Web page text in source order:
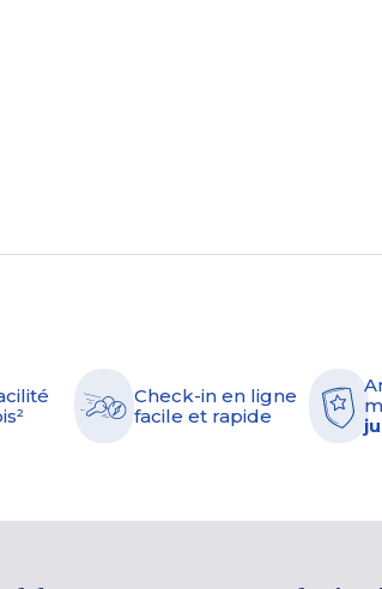
Check-in en ligne
facile et rapide